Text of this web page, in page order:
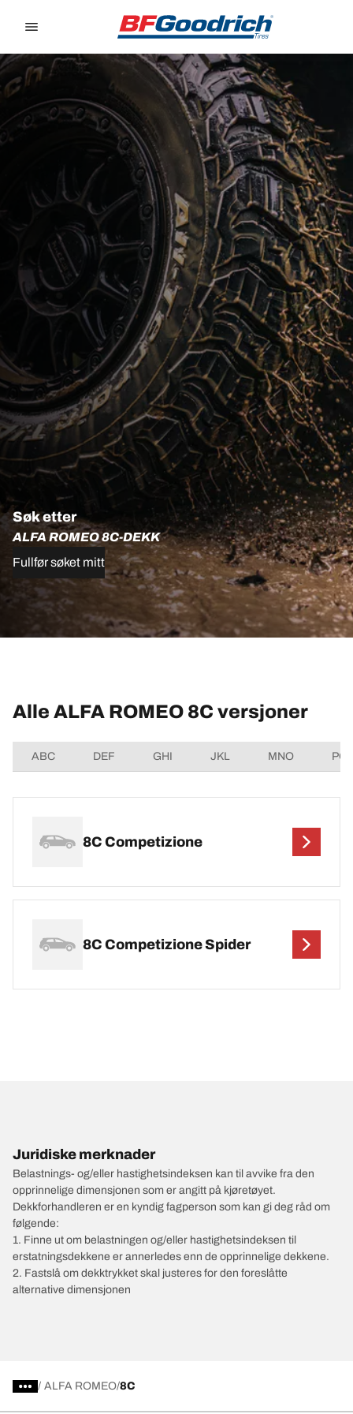
Søk etter
ALFA ROMEO 8C-DEKK
Fullfør søket mitt
Alle ALFA ROMEO 8C versjoner
ABC DEF GHI JKL MNO
8C Competizione
8C Competizione Spider
Juridiske merknader
Belastnings- og/eller hastighetsindeksen kan til avvike fra den
opprinnelige dimensjonen som er angitt på kjøretøyet.
Dekkforhandleren er en kyndig fagperson som kan gi deg råd om
følgende:
1. Finne ut om belastningen og/eller hastighetsindeksen til
erstatningsdekkene er annerledes enn de opprinnelige dekkene.
2. Fastslå om dekktrykket skal justeres for den foreslåtte
alternative dimensjonen
/ ALFA ROMEO 8C